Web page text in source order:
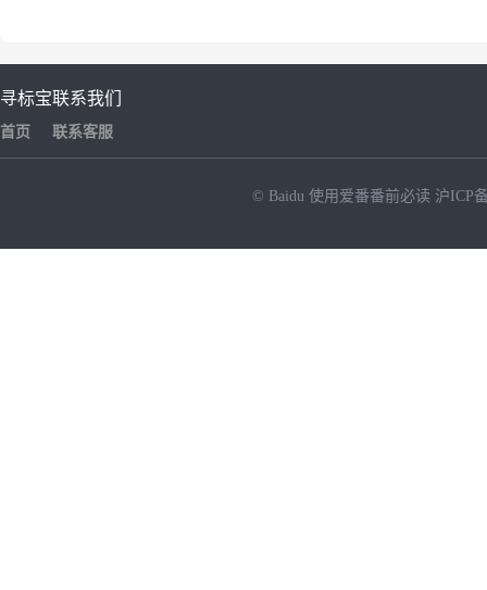
寻标宝
首页
联系我们
联系客服
© Baidu 使用爱番番前必读 沪ICP